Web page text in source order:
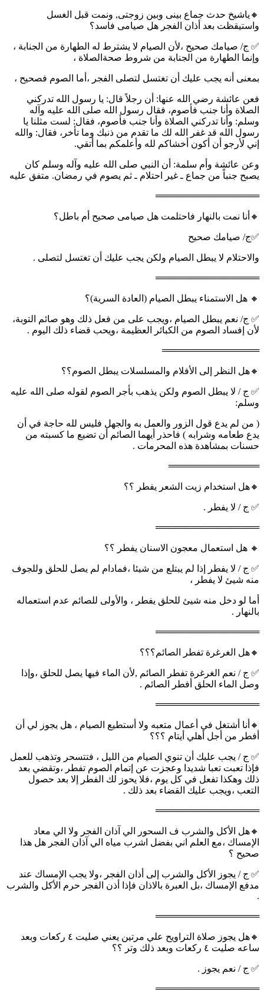
🔸ياشيخ حدث جماع بينى وبين زوجتى, ونمت قبل الغسل
واستيقظت بعد أذان الفجر هل صيامى فاسد؟
✅ ج/ صيامك صحيح ،لأن الصيام لا يشترط له الطهارة من الجنابة ،
وإنما الطهارة من الجنابة من شروط صحةالصلاة ،
بمعنى أنه يجب عليك أن تغتسل لتصلى الفجر ،أما الصوم فصحيح ،
فعن عائشة رضي الله عنها: أن رجلاً قال: يا رسول الله تدركني
الصلاة وأنا جنب فأصوم، فقال رسول الله صلى الله عليه وآله
وسلم: وأنا تدركني الصلاة وأنا جنب فأصوم، فقال: لست مثلنا يا
رسول الله قد غفر الله لك ما تقدم من ذنبك وما تأخر، فقال: والله
إني لأرجو أن أكون أخشاكم لله وأعلمكم بما أتقي.
وعن عائشة وأم سلمة: أن النبي صلى الله عليه وآله وسلم كان
يصبح جنباً من جماع ـ غير احتلام ـ ثم يصوم في رمضان. متفق عليه
════════════════
🔸أنا نمت بالنهار فاحتلمت هل صيامى صحيح أم باطل؟
✅ج/ صيامك صحيح
والاحتلام لا يبطل الصيام ولكن يجب عليك أن تغتسل لتصلى .
════════════════
🔸 هل الاستمناء يبطل الصيام (العادة السرية)؟
✅ ج/ نعم يبطل الصيام ،ويجب على من فعل ذلك وهو صائم التوبة،
لأن إفساد الصوم من الكبائر العظيمة ،ويحب قضاء ذلك اليوم .
═══════════════
🔸هل النظر إلى الأفلام والمسلسلات يبطل الصوم؟؟
✅ ج / لا يبطل الصوم ولكن يذهب بأجر الصوم لقوله صلى الله عليه
وسلم:
( من لم يدع قول الزور والعمل به والجهل فليس لله حاجة في أن
يدع طعامه وشرابه ) فاحذر أيهما الصائم أن تضيع ما كسبته من
حسنات بمشاهدة هذه المحرمات .
══════════════
🔸هل استخدام زيت الشعر يفطر ؟؟
✅ ج / لا يفطر .
════════════════
🔸 هل استعمال معجون الاسنان يفطر ؟؟
✅ ج / لا يفطر إذا لم يبتلع من شيئا ،فمادام لم يصل للحلق وللجوف
منه شيئ لا يفطر ،
أما لو دخل منه شيئ للحلق يفطر ، والأولى للصائم عدم استعماله
بالنهار .
════════════════
🔸هل الغرغرة تفطر الصائم؟؟؟
✅ ج / نعم الغرغرة تفطر الصائم ,لأن الماء فيها يصل للحلق ،وإذا
وصل الماء الحلق أفطر الصائم .
════════════════
🔸أنا أشتغل في أعمال متعبه ولا أستطيع الصيام ، هل يجوز لي أن
أفطر من أجل أهلي أيتام ؟؟؟
✅ ج / يجب عليك أن تنوي الصيام من الليل ، فتتسحر وتذهب للعمل
فإذا تعبت تعبا شديدا وعجزت عن إتمام الصوم تفطر ،وتقضي بعد
ذلك وهكذا تفعل في كل يوم ،فلا يحوز لك الفطر إلا بعد حصول
التعب ،ويجب عليك القضاء بعد ذلك .
════════════════
🔸هل الأكل والشرب ف السحور الي آذان الفجر ولا الي معاد
الإمساك ،مع العلم اني بفضل اشرب مياه الي آذان الفجر هل هذا
صحيح ؟
✅ ج / يجوز الأكل والشرب إلى أذان الفجر ،ولا يجب الإمساك عند
مدفع الإمساك ،بل العبرة بالاذان فإذا أذن الفجر حرم الأكل والشرب
.
════════════════
🔸هل يجوز صلاة التراويح علي مرتين يعني صليت ٤ ركعات وبعد
ساعه صليت ٤ ركعات وبعد ذلك وتر ؟؟
✅ ج / نعم يجوز .